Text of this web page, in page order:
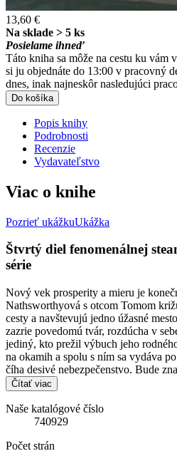
13,60 €
Na sklade > 5 ks
Posielame ihneď
Táto kniha sa môže na cestu ku
si ju objednáte do 13:00 v pracovný
dnes, inak najneskôr nasledujúci
Do košíka
Popis knihy
Podrobnosti
Recenzie
Vydavateľstvo
Viac o knihe
Pozrieť ukážkuUkážka
Štvrtý diel fenomenálnej
série
Nový vek prosperity a mieru je
Nathsworthyová s otcom Tomom
cesty a navštevujú jedno úžasné
zazrie povedomú tvár, rozdúcha v
jediný, kto prežil výbuch jeho
na okamih a spolu s ním sa vydáva
číha desivé nebezpečenstvo. Bude
Čítať viac
Naše katalógové číslo
740929
Počet strán